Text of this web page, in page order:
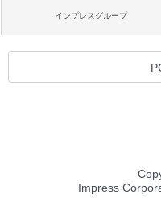
インプレスグループ
Impress